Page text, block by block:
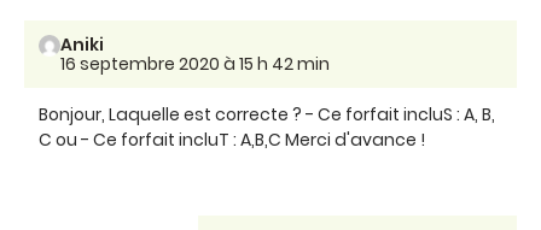
Aniki
16 septembre 2020 à 15 h 42 min
Bonjour, Laquelle est correcte ? - Ce forfait incluS : A, B,
C ou - Ce forfait incluT : A,B,C Merci d'avance !